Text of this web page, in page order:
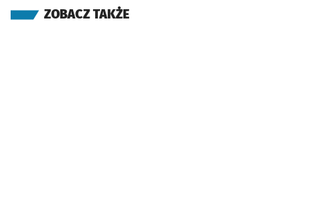
ZOBACZ TAKŻE